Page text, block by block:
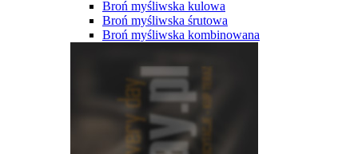
Broń myśliwska kulowa
Broń myśliwska śrutowa
Broń myśliwska kombinowana